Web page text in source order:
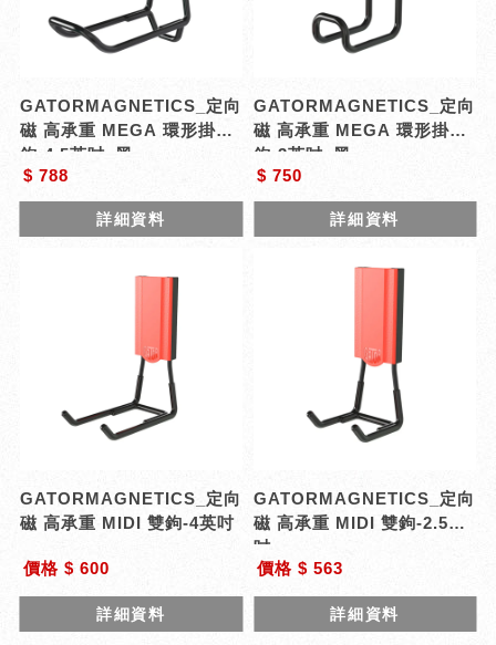
GATORMAGNETICS_定向
磁 高承重 MEGA 環形掛
鉤-4.5英吋_黑
$ 788
詳細資料
GATORMAGNETICS_定向
磁 高承重 MEGA 環形掛
鉤-3英吋_黑
$ 750
詳細資料
GATORMAGNETICS_定向
磁 高承重 MIDI 雙鉤-4英吋
價格 $ 600
詳細資料
GATORMAGNETICS_定向
磁 高承重 MIDI 雙鉤-2.5英
吋
價格 $ 563
詳細資料